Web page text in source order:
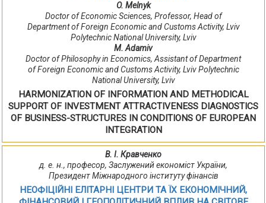
O. Melnyk
Doctor of Economic Sciences, Professor, Head of
Department of Foreign Economic and Customs Activity, Lviv
Polytechnic National University, Lviv
M. Adamiv
Doctor of Philosophy in Economics, Assistant of Department
of Foreign Economic and Customs Activity, Lviv Polytechnic
National University, Lviv
HARMONIZATION OF INFORMATION AND METHODICAL
SUPPORT OF INVESTMENT ATTRACTIVENESS DIAGNOSTICS
OF BUSINESS-STRUCTURES IN CONDITIONS OF EUROPEAN
INTEGRATION
В. І. Кравченко
д. е. н., професор, Заслужений економіст України,
Президент Міжнародного інституту фінансів
НЕОФІЦІЙНІ ЕЛІТАРНІ ЦЕНТРИ ТА ЇХ ЕКОНОМІЧНИЙ,